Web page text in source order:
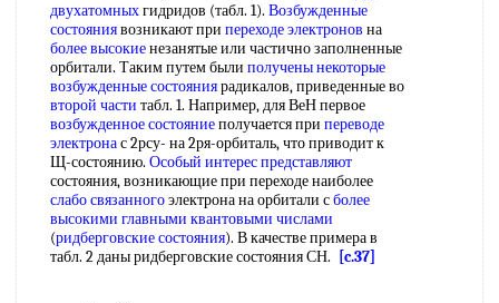
двухатомныхгидридов (табл. 1). Возбужденные
состояниявозникают при переходе электронов на
более высокиенезанятые или частично заполненные
орбитали. Таким путем были получены некоторые
возбужденные состояниярадикалов, приведенные во
второй части табл. 1. Например, для ВеН первое
возбужденное состояниеполучается при переводе
электронас 2рсу- на 2ря-орбиталь, что приводит к
Щ-состоянию. Особый интерес представляют
состояния, возникающие при переходе наиболее
слабо связанногоэлектрона на орбитали сболее
высокими главными квантовыми числами
(ридберговские состояния). В качестве примера в
табл. 2 даны ридберговские состояния СН.
[c.37]